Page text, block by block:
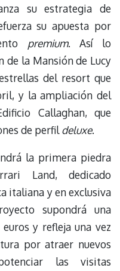
su estrategia de
su apuesta por
premium. Así lo
de la Mansión de Lucy
del resort que
y la ampliación del
Callaghan, que
de perfildeluxe.
la primera piedra
Land, dedicado
italiana y en exclusiva
supondrá una
y refleja una vez
por atraer nuevos
las visitas